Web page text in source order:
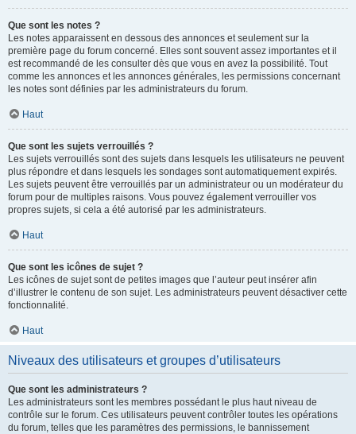
Que sont les notes ?
Les notes apparaissent en dessous des annonces et seulement sur la
première page du forum concerné. Elles sont souvent assez importantes et il
est recommandé de les consulter dès que vous en avez la possibilité. Tout
comme les annonces et les annonces générales, les permissions concernant
les notes sont définies par les administrateurs du forum.
Haut
Que sont les sujets verrouillés ?
Les sujets verrouillés sont des sujets dans lesquels les utilisateurs ne peuvent
plus répondre et dans lesquels les sondages sont automatiquement expirés.
Les sujets peuvent être verrouillés par un administrateur ou un modérateur du
forum pour de multiples raisons. Vous pouvez également verrouiller vos
propres sujets, si cela a été autorisé par les administrateurs.
Haut
Que sont les icônes de sujet ?
Les icônes de sujet sont de petites images que l’auteur peut insérer afin
d’illustrer le contenu de son sujet. Les administrateurs peuvent désactiver cette
fonctionnalité.
Haut
Niveaux des utilisateurs et groupes d’utilisateurs
Que sont les administrateurs ?
Les administrateurs sont les membres possédant le plus haut niveau de
contrôle sur le forum. Ces utilisateurs peuvent contrôler toutes les opérations
du forum, telles que les paramètres des permissions, le bannissement